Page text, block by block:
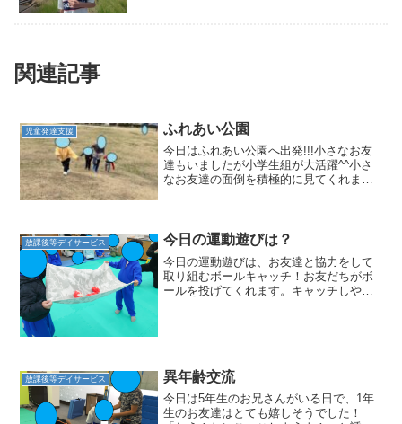
関連記事
児童発達支援 ふれあい公園
今日はふれあい公園へ出発!!!小さなお友
達もいましたが小学生組が大活躍^^小さ
なお友達の面倒を積極的に見てくれまし
すが、小学生の児童...
放課後等デイサービス 今日の運動遊びは？
今日の運動遊びは、お友達と協力をして
取り組むボールキャッチ！お友だちがボ
ールを投げてくれます。キャッチしやす
放課後等デイサービス 異年齢交流
今日は5年生のお兄さんがいる日で、1年
生のお友達はとても嬉しそうでした！